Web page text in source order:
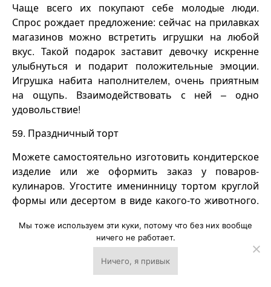
Чаще всего их покупают себе молодые люди.
Спрос рождает предложение: сейчас на прилавках
магазинов можно встретить игрушки на любой
вкус. Такой подарок заставит девочку искренне
улыбнуться и подарит положительные эмоции.
Игрушка набита наполнителем, очень приятным
на ощупь. Взаимодействовать с ней – одно
удовольствие!
59. Праздничный торт
Можете самостоятельно изготовить кондитерское
изделие или же оформить заказ у поваров-
кулинаров. Угостите именинницу тортом круглой
формы или десертом в виде какого-то животного.
исполнившихся подростку).
Мы тоже используем эти куки, потому что без них вообще
ничего не работает.
Ничего, я привык